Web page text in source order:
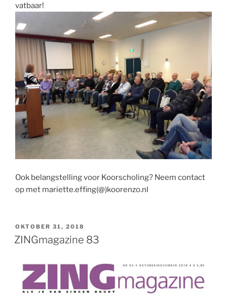
vatbaar!
Ook belangstelling voor Koorscholing? Neem contact
op met mariette.effing(@)koorenzo.nl
GEPLAATST
OP
OKTOBER 31, 2018
ZINGmagazine 83